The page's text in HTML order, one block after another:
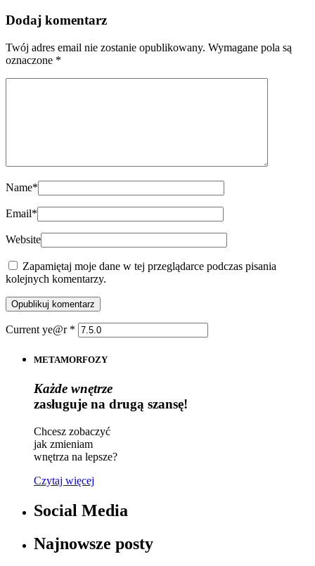
Dodaj komentarz
Twój adres email nie zostanie opublikowany. Wymagane pola są
oznaczone *
Name*
Email*
Website
Zapamiętaj moje dane w tej przeglądarce podczas pisania
kolejnych komentarzy.
Current ye@r *
METAMORFOZY
Każde wnętrze
zasługuje na drugą szansę!
Chcesz zobaczyć
jak zmieniam
wnętrza na lepsze?
Czytaj więcej
Social Media
Najnowsze posty